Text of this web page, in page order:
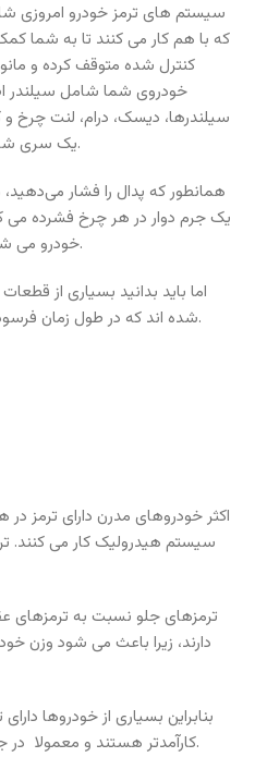
سیستم های ترمز خودرو امروزی
که با هم کار می کنند تا به شما
کنترل شده متوقف کرده و
خودروی شما شامل سیلندر
سیلندرها، دیسک، درام، لنت
یک سری شیلنگ و لوله به هم وصل شده اند.
همانطور که پدال را فشار می‌دهید،
یک جرم دوار در هر چرخ فشرده
خودرو می شود و گرما محصول جانبی آن است.
اما باید بدانید بسیاری از
شده اند که در طول زمان فرسوده می‌شوند و نیاز به تعویض دارند.
اکثر خودروهای مدرن دارای ترمز
سیستم هیدرولیک کار می کنند.
ترمزهای جلو نسبت به
دارند، زیرا باعث می شود وزن
بنابراین بسیاری از خودروها
کارآمدتر هستند و معمولا در جلو هستندو ترمزهای درام در عقب.